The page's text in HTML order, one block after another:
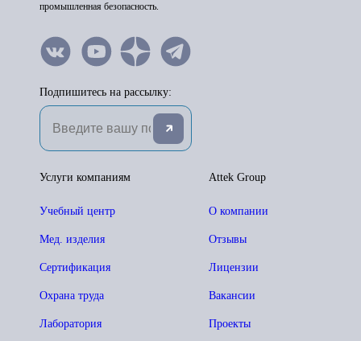
промышленная безопасность.
Подпишитесь на рассылку:
Attek Group
О компании
Отзывы
Лицензии
Вакансии
Проекты
Услуги компаниям
Учебный центр
Мед. изделия
Сертификация
Охрана труда
Лаборатория